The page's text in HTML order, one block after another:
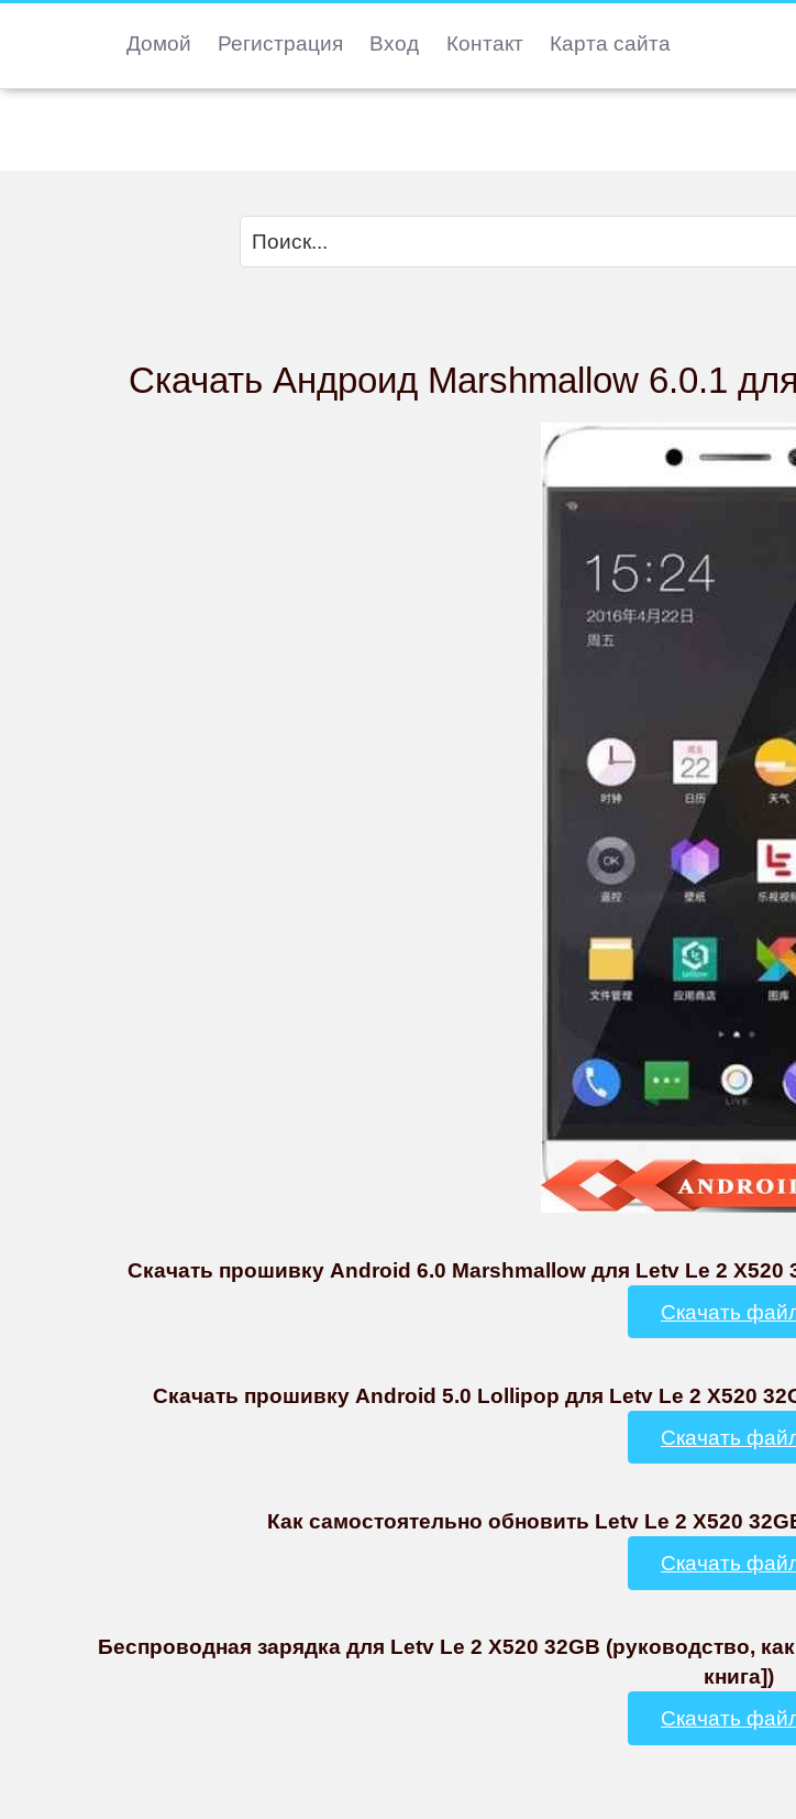
Домой Регистрация Вход Контакт Карта сайта
Скачать Андроид Marshmallow 6.0.1
Скачать прошивку Android 6.0 Marshmallow для Letv Le 2 X520
Скачать
Скачать прошивку Android 5.0 Lollipop для Letv Le 2 X520
Скачать
Как самостоятельно обновить Letv Le 2 X520
Скачать
Беспроводная зарядка для Letv Le 2 X520 32GB (руководство,
книга])
Скачать